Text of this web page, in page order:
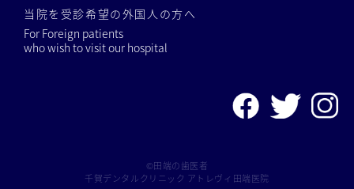
当院を受診希望の外国人の方へ
For Foreign patients
who wish to visit our hospital
©田端の歯医者
千賀デンタルクリニック アトレヴィ田端医院